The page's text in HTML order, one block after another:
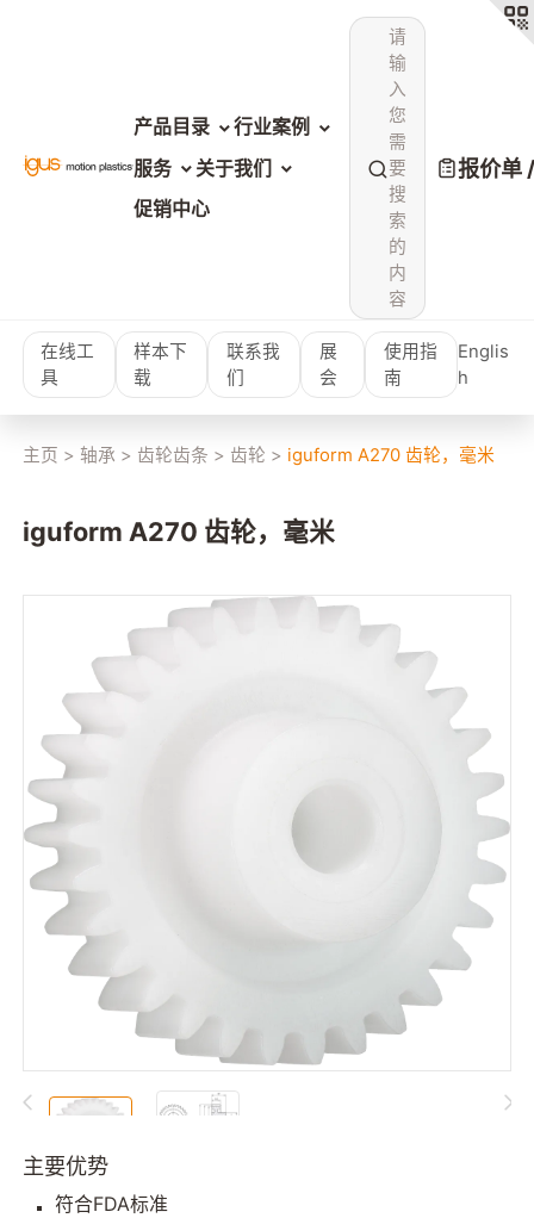
产品目录
行业案例
服务
关于我们
促销中心
请
输
入
您
需
要
搜
索
的
内
容
报价单
在线工
具
样本下
载
联系我
们
展
会
使用指
南
Englis
h
主页 >轴承 > 齿轮齿条 > 齿轮 > iguform A270 齿轮，毫米
iguform A270 齿轮，毫米
主要优势
符合FDA标准